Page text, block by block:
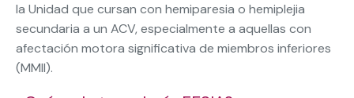
la Unidad que cursan con hemiparesia o hemiplejia
secundaria a un ACV, especialmente a aquellas con
afectación motora significativa de miembros inferiores
(MMII).